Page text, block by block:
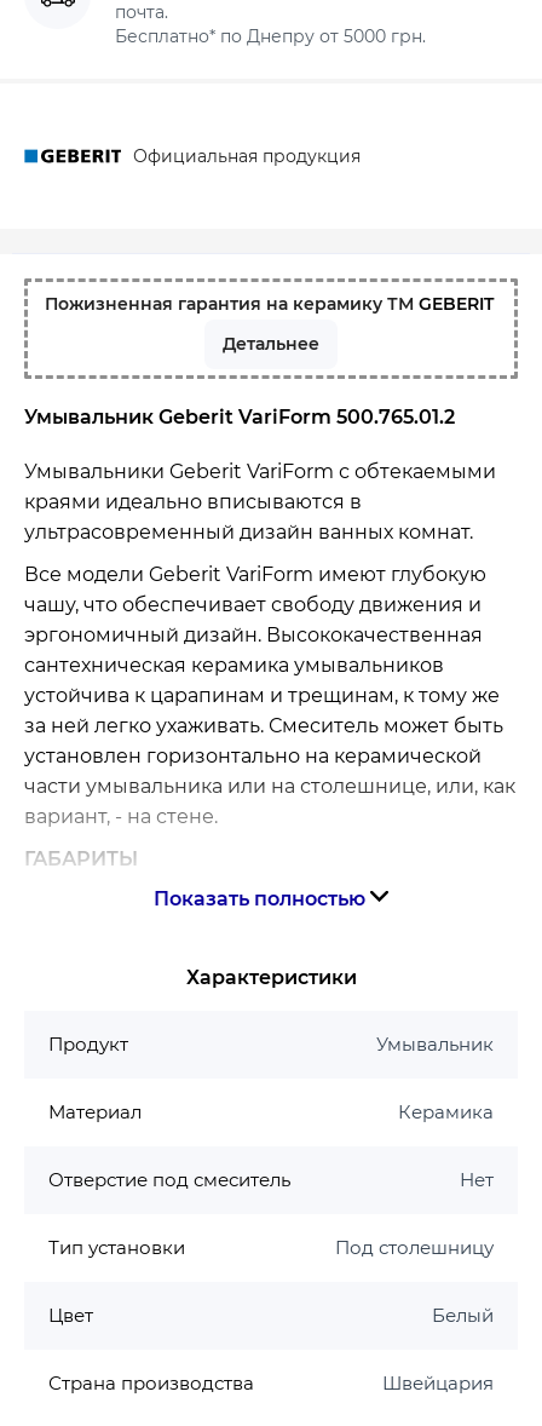
почта.
Бесплатно* по Днепру от 5000 грн.
Официальная продукция
Пожизненная гарантия на керамику ТМ GEBERIT
Детальнее
Умывальник Geberit VariForm 500.765.01.2
Умывальники Geberit VariForm с обтекаемыми
краями идеально вписываются в
ультрасовременный дизайн ванных комнат.
Все модели Geberit VariForm имеют глубокую
чашу, что обеспечивает свободу движения и
эргономичный дизайн. Высококачественная
сантехническая керамика умывальников
устойчива к царапинам и трещинам, к тому же
за ней легко ухаживать. Смеситель может быть
установлен горизонтально на керамической
части умывальника или на столешнице, или, как
вариант, - на стене.
ГАБАРИТЫ
Ширина, см 58
Форма Прямоугольная
Цвет Белый
Показать полностью
Характеристики
Продукт Умывальник
Материал Керамика
Отверстие под смеситель Нет
Тип установки Под столешницу
Цвет Белый
Страна производства Швейцария